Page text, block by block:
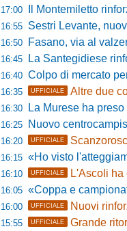
17:00 Il Montemiletto
16:55 Sestri Levante, nuovo
16:50 Fasano, via al valzer degli
16:45 La Santegidiese
16:40 Colpo di mercato per
16:35 UFFICIALE Altre due
16:30 La Murese ha preso
16:25 Nuovo
16:20 UFFICIALE
16:15 «Ho visto l'atteggiamento giusto
16:10 UFFICIALE L'Ascoli
16:05 «Coppa e campionato senza
16:00 UFFICIALE Nuovi
15:55 UFFICIALE Grande